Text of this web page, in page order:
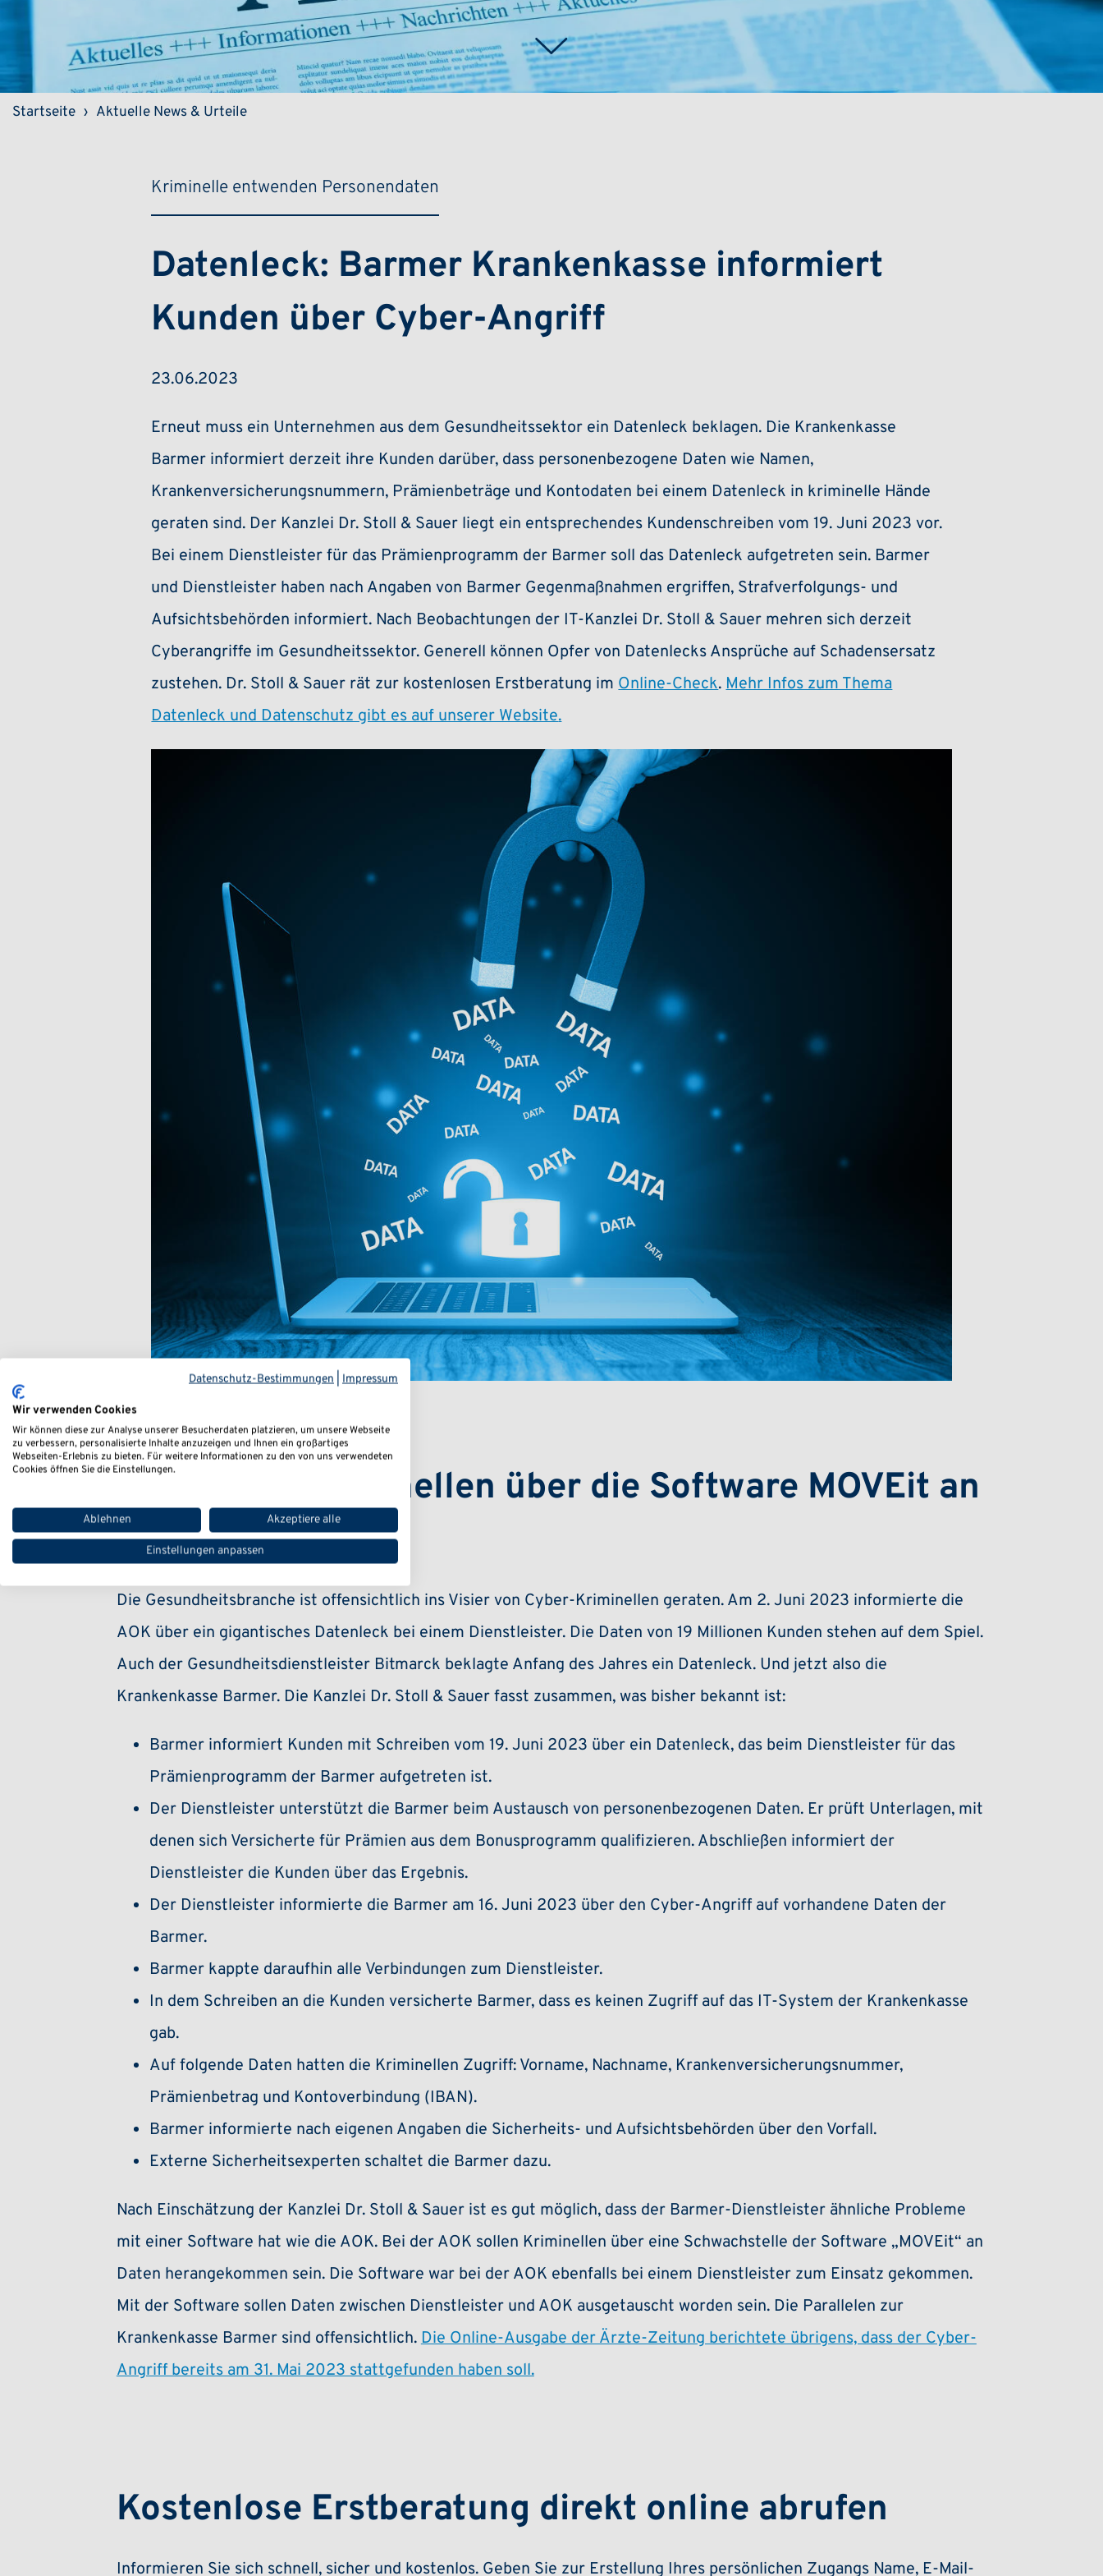
Weiter
Pfadnavigation
Startseite Aktuelle News & Urteile
Kriminelle entwenden Personendaten
Datenleck: Barmer Krankenkasse informiert
Kunden über Cyber-Angriff
23.06.2023
Erneut muss ein Unternehmen aus dem Gesundheitssektor ein Datenleck beklagen. Die Krankenkasse
Barmer informiert derzeit ihre Kunden darüber, dass personenbezogene Daten wie Namen,
Krankenversicherungsnummern, Prämienbeträge und Kontodaten bei einem Datenleck in kriminelle Hände
geraten sind. Der Kanzlei Dr. Stoll & Sauer liegt ein entsprechendes Kundenschreiben vom 19. Juni 2023 vor.
Bei einem Dienstleister für das Prämienprogramm der Barmer soll das Datenleck aufgetreten sein. Barmer
und Dienstleister haben nach Angaben von Barmer Gegenmaßnahmen ergriffen, Strafverfolgungs- und
Aufsichtsbehörden informiert. Nach Beobachtungen der IT-Kanzlei Dr. Stoll & Sauer mehren sich derzeit
Cyberangriffe im Gesundheitssektor. Generell können Opfer von Datenlecks Ansprüche auf Schadensersatz
zustehen. Dr. Stoll & Sauer rät zur kostenlosen Erstberatung imOnline-Check.Mehr Infos zum Thema
Datenleck und Datenschutz gibt es auf unserer Website.
Kamen die Kriminellen über die Software MOVEit an
Barmer-Daten?
Die Gesundheitsbranche ist offensichtlich ins Visier von Cyber-Kriminellen geraten. Am 2. Juni 2023 informierte die
AOK über ein gigantisches Datenleck bei einem Dienstleister. Die Daten von 19 Millionen Kunden stehen auf dem Spiel.
Auch der Gesundheitsdienstleister Bitmarck beklagte Anfang des Jahres ein Datenleck. Und jetzt also die
Krankenkasse Barmer. Die Kanzlei Dr. Stoll & Sauer fasst zusammen, was bisher bekannt ist:
Barmer informiert Kunden mit Schreiben vom 19. Juni 2023 über ein Datenleck, das beim Dienstleister für das
Prämienprogramm der Barmer aufgetreten ist.
Der Dienstleister unterstützt die Barmer beim Austausch von personenbezogenen Daten. Er prüft Unterlagen, mit
denen sich Versicherte für Prämien aus dem Bonusprogramm qualifizieren. Abschließen informiert der
Dienstleister die Kunden über das Ergebnis.
Der Dienstleister informierte die Barmer am 16. Juni 2023 über den Cyber-Angriff auf vorhandene Daten der
Barmer.
Barmer kappte daraufhin alle Verbindungen zum Dienstleister.
In dem Schreiben an die Kunden versicherte Barmer, dass es keinen Zugriff auf das IT-System der Krankenkasse
gab.
Auf folgende Daten hatten die Kriminellen Zugriff: Vorname, Nachname, Krankenversicherungsnummer,
Prämienbetrag und Kontoverbindung (IBAN).
Barmer informierte nach eigenen Angaben die Sicherheits- und Aufsichtsbehörden über den Vorfall.
Externe Sicherheitsexperten schaltet die Barmer dazu.
Nach Einschätzung der Kanzlei Dr. Stoll & Sauer ist es gut möglich, dass der Barmer-Dienstleister ähnliche Probleme
mit einer Software hat wie die AOK. Bei der AOK sollen Kriminellen über eine Schwachstelle der Software „MOVEit“ an
Daten herangekommen sein. Die Software war bei der AOK ebenfalls bei einem Dienstleister zum Einsatz gekommen.
Mit der Software sollen Daten zwischen Dienstleister und AOK ausgetauscht worden sein. Die Parallelen zur
Krankenkasse Barmer sind offensichtlich.Die Online-Ausgabe der Ärzte-Zeitung berichtete übrigens, dass der Cyber-
Angriff bereits am 31. Mai 2023 stattgefunden haben soll.
Kostenlose Erstberatung direkt online abrufen
Informieren Sie sich schnell, sicher und kostenlos. Geben Sie zur Erstellung Ihres persönlichen Zugangs Name, E-Mail-
Datenschutz-Bestimmungen Impressum
Wir verwenden Cookies
Wir können diese zur Analyse unserer Besucherdaten platzieren, um unsere Webseite
zu verbessern, personalisierte Inhalte anzuzeigen und Ihnen ein großartiges
Webseiten-Erlebnis zu bieten. Für weitere Informationen zu den von uns verwendeten
Cookies öffnen Sie die Einstellungen.
Ablehnen Akzeptiere alle
Einstellungen anpassen